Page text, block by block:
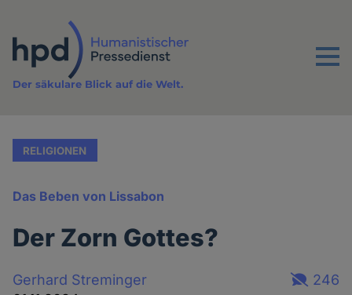
Inhalt
Menu
Der säkulare Blick auf die Welt.
RELIGIONEN
Das Beben von Lissabon
Der Zorn Gottes?
Gerhard Streminger
246